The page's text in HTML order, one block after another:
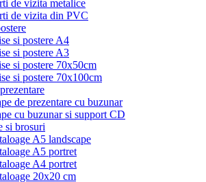
de vizita metalice
de vizita din PVC
si postere A4
si postere A3
si postere 70x50cm
si postere 70x100cm
de prezentare cu buzunar
cu buzunar si support CD
si brosuri
A5 landscape
A5 portret
A4 portret
20x20 cm